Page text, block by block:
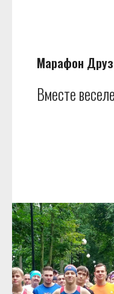
Марафон
Вместе